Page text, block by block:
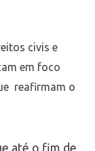
civis e
em foco
reafirmam o
até o fim de